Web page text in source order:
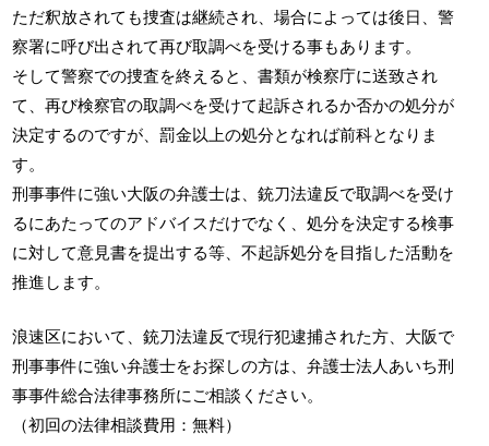
ただ釈放されても捜査は継続され、場合によっては後日、警
察署に呼び出されて再び取調べを受ける事もあります。
そして警察での捜査を終えると、書類が検察庁に送致され
て、再び検察官の取調べを受けて起訴されるか否かの処分が
決定するのですが、罰金以上の処分となれば前科となりま
す。
刑事事件に強い大阪の弁護士は、銃刀法違反で取調べを受け
るにあたってのアドバイスだけでなく、処分を決定する検事
に対して意見書を提出する等、不起訴処分を目指した活動を
推進します。
浪速区において、銃刀法違反で現行犯逮捕された方、大阪で
刑事事件に強い弁護士をお探しの方は、弁護士法人あいち刑
事事件総合法律事務所にご相談ください。
（初回の法律相談費用：無料）